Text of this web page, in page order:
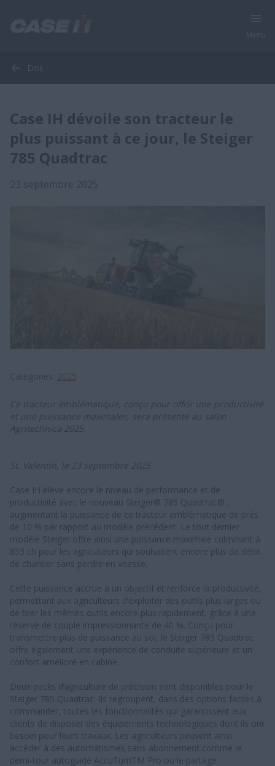
Dos
Case IH dévoile son tracteur le
plus puissant à ce jour, le Steiger
785 Quadtrac
Ce tracteur emblématique, conçu pour offrir une productivité
et une puissance maximales, sera présenté au salon
Agritechnica 2025.
St. Valentin, le 23 septembre 2025
Case IH élève encore le niveau de performance et de
productivité avec le nouveau Steiger® 785 Quadtrac® ,
augmentant la puissance de ce tracteur emblématique de près
de 10 % par rapport au modèle précédent. Le tout dernier
modèle Steiger offre ainsi une puissance maximale culminant à
853 ch pour les agriculteurs qui souhaitent encore plus de débit
de chantier sans perdre en vitesse.
Cette puissance accrue a un objectif et renforce la productivité,
permettant aux agriculteurs d’exploiter des outils plus larges ou
de tirer les mêmes outils encore plus rapidement, grâce à une
réserve de couple impressionnante de 40 %. Conçu pour
transmettre plus de puissance au sol, le Steiger 785 Quadtrac
offre également une expérience de conduite supérieure et un
confort amélioré en cabine.
Deux packs d’agriculture de précision sont disponibles pour le
Steiger 785 Quadtrac. Ils regroupent, dans des options faciles à
commander, toutes les fonctionnalités qui garantissent aux
clients de disposer des équipements technologiques dont ils ont
besoin pour leurs travaux. Les agriculteurs peuvent ainsi
accéder à des automatismes sans abonnement comme le
demi-tour autoguidé AccuTurnTM Pro ou le partage